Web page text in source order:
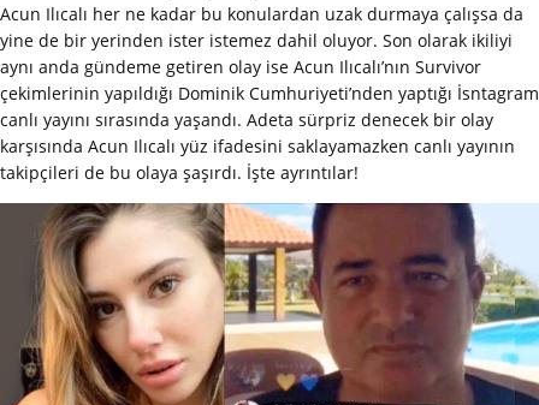
Acun Ilıcalı her ne kadar bu konulardan uzak durmaya çalışsa da
yine de bir yerinden ister istemez dahil oluyor. Son olarak ikiliyi
aynı anda gündeme getiren olay ise Acun Ilıcalı’nın Survivor
çekimlerinin yapıldığı Dominik Cumhuriyeti’nden yaptığı İsntagram
canlı yayını sırasında yaşandı. Adeta sürpriz denecek bir olay
karşısında Acun Ilıcalı yüz ifadesini saklayamazken canlı yayının
takipçileri de bu olaya şaşırdı. İşte ayrıntılar!